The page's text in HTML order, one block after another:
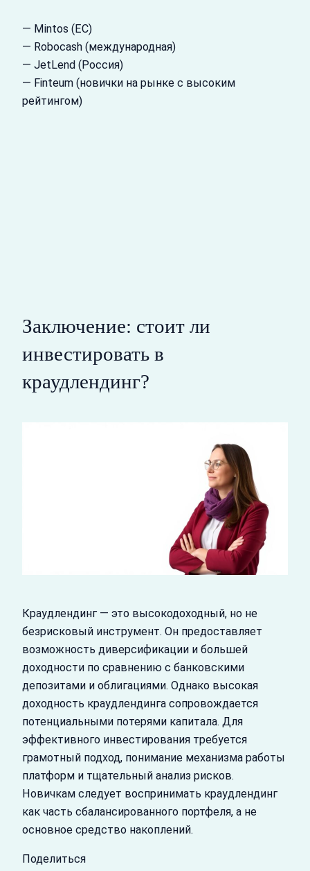
— Mintos (ЕС)
— Robocash (международная)
— JetLend (Россия)
— Finteum (новички на рынке с высоким
рейтингом)
Заключение: стоит ли
инвестировать в
краудлендинг?
Краудлендинг — это высокодоходный, но не
безрисковый инструмент. Он предоставляет
возможность диверсификации и большей
доходности по сравнению с банковскими
депозитами и облигациями. Однако высокая
доходность краудлендинга сопровождается
потенциальными потерями капитала. Для
эффективного инвестирования требуется
грамотный подход, понимание механизма работы
платформ и тщательный анализ рисков.
Новичкам следует воспринимать краудлендинг
как часть сбалансированного портфеля, а не
основное средство накоплений.
Поделиться